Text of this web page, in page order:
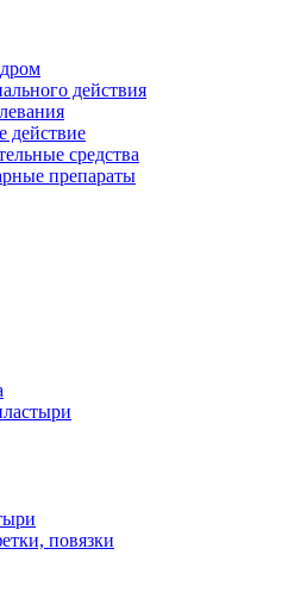
действия
действие
средства
препараты
повязки